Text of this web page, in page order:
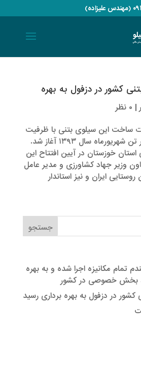
کشور در دزفول به بهره
| ۰ نظر
ساخت این سیلوی بتنی با ظرفیت
ذخیره سازی ۳۰ هزار تن شهریورماه سال ۱۳۹۳ آغاز شد.
خوزستان در آیین افتتاح این
وزیر جهاد کشاورزی و مدیر عامل
ایران و نیز استاندار
تمام مکانیزه اجرا شده و به بهره
بخش خصوصی در کشور
کشور در دزفول به بهره برداری رسید